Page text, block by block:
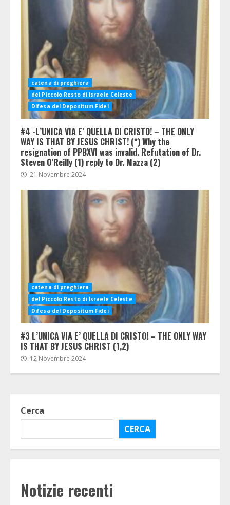
catena di preghiera
del Piccolo Resto di Israele Celeste
Difesa del Depositum Fidei
#4 -L’UNICA VIA E’ QUELLA DI CRISTO! – THE ONLY
WAY IS THAT BY JESUS CHRIST! (*) Why the
resignation of PPBXVI was invalid. Refutation of Dr.
Steven O’Reilly (1) reply to Dr. Mazza (2)
21 Novembre 2024
catena di preghiera
del Piccolo Resto di Israele Celeste
Difesa del Depositum Fidei
#3 L’UNICA VIA E’ QUELLA DI CRISTO! – THE ONLY WAY
IS THAT BY JESUS CHRIST (1,2)
12 Novembre 2024
Cerca
CERCA
Notizie recenti